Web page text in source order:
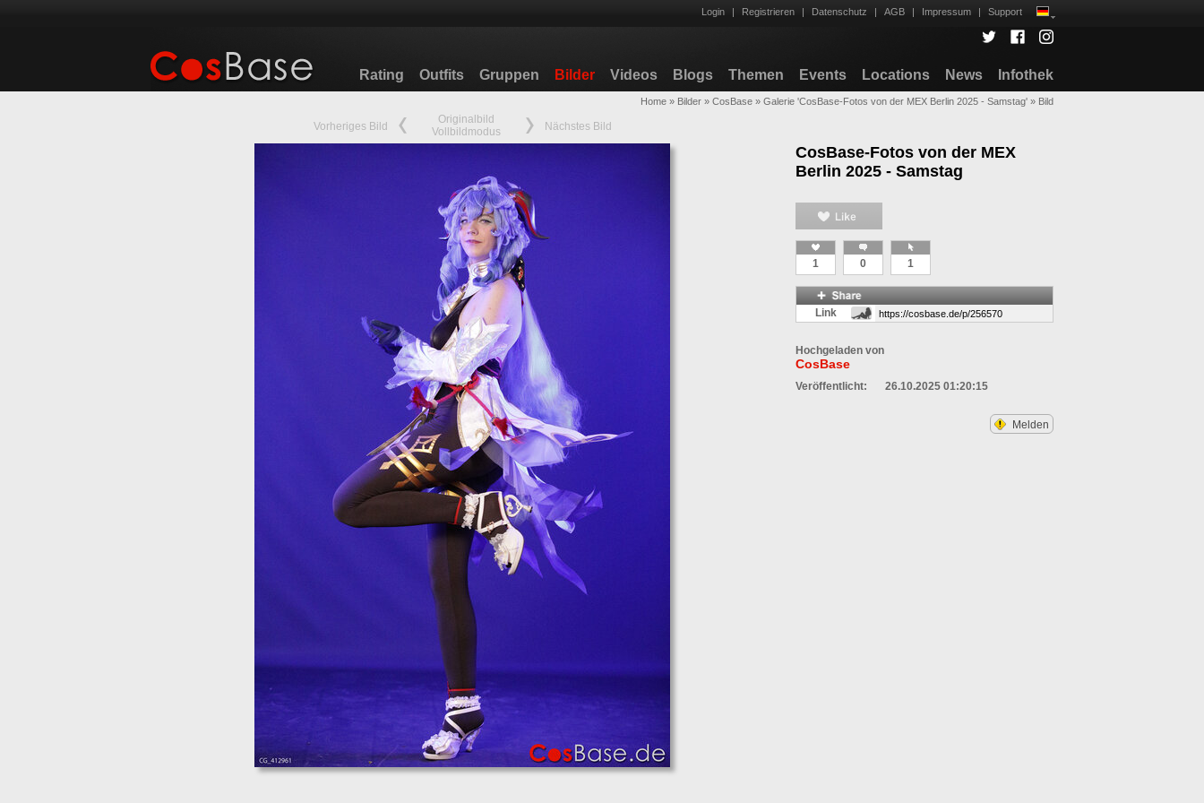
Login | Registrieren | Datenschutz | AGB | Impressum | Support
Rating Outfits Gruppen Bilder Videos Blogs Themen Events Locations News Infothek
Home » Bilder » CosBase » Galerie 'CosBase-Fotos von der MEX Berlin 2025 - Samstag' » Bild
CosBase-Fotos von der MEX
Berlin 2025 - Samstag
1 0 1
Link
Hochgeladen von
CosBase
Veröffentlicht: 26.10.2025 01:20:15
Melden
Vorheriges Bild
Originalbild
Vollbildmodus
Nächstes Bild